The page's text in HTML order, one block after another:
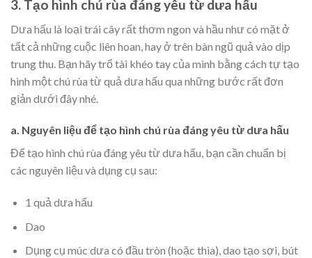
3. Tạo hình chú rùa đáng yêu từ dưa hấu
Dưa hấu là loại trái cây rất thơm ngon và hầu như có mặt ở
tất cả những cuộc liên hoan, hay ở trên bàn ngũ quả vào dịp
trung thu. Bạn hãy trổ tài khéo tay của mình bằng cách tự tạo
hình một chú rùa từ quả dưa hấu qua những bước rất đơn
giản dưới đây nhé.
a. Nguyên liệu để tạo hình chú rùa đáng yêu từ dưa hấu
Để tạo hình chú rùa đáng yêu từ dưa hấu, bạn cần chuẩn bị
các nguyên liệu và dụng cụ sau:
1 quả dưa hấu
Dao
Dụng cụ múc dưa có đầu tròn (hoặc thìa), dao tạo sợi, bút